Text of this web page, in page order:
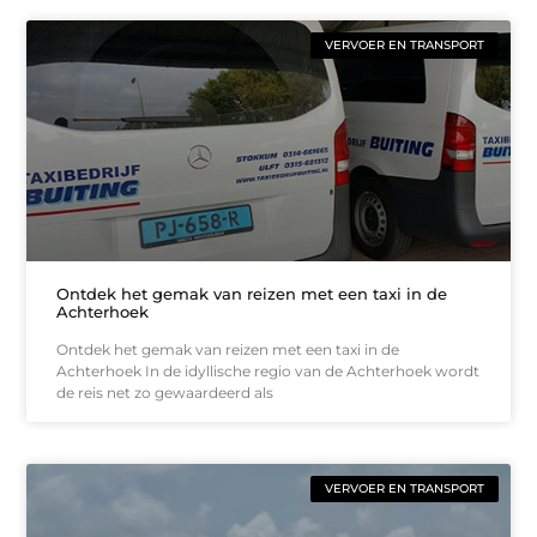
VERVOER EN TRANSPORT
Ontdek het gemak van reizen met een taxi in de
Achterhoek
Ontdek het gemak van reizen met een taxi in de
Achterhoek In de idyllische regio van de Achterhoek wordt
de reis net zo gewaardeerd als
VERVOER EN TRANSPORT